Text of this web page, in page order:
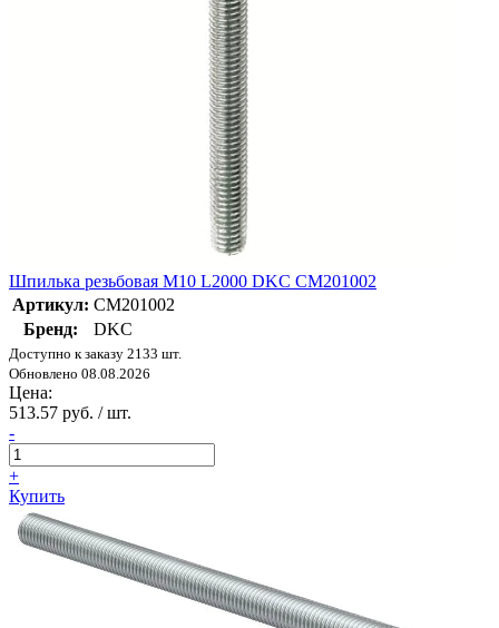
Шпилька резьбовая М10 L2000 DKC CM201002
Артикул: CM201002
Бренд:
DKC
Доступно к заказу 2133 шт.
Обновлено 08.08.2026
Цена:
513.57 руб. / шт.
-
+
Купить